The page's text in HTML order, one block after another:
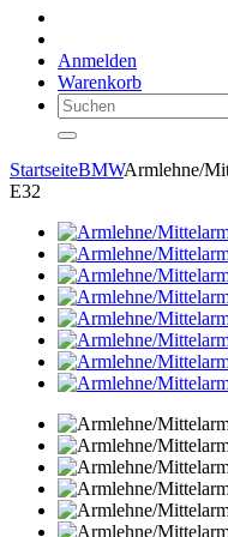
Anmelden
Warenkorb
StartseiteBMWArmlehne/
E32